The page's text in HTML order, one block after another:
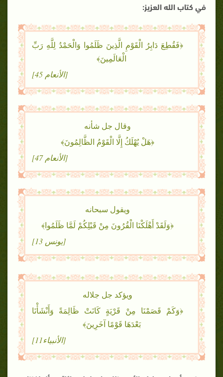
في كتاب الله العزيز:
﴿فَقُطِعَ دَابِرُ الْقَوْمِ الَّذِينَ ظَلَمُوا وَالْحَمْدُ لِلَّهِ رَبِّ
الْعَالَمِينَ﴾
[الأنعام 45]
وقال جل شأنه
﴿هَلْ يُهْلَكُ إِلَّا الْقَوْمُ الظَّالِمُونَ﴾
[الأنعام 47]
ويقول سبحانه
﴿وَلَقَدْ أَهْلَكْنَا الْقُرُونَ مِنْ قَبْلِكُمْ لَمَّا ظَلَمُوا﴾
[يونس 13]
ويؤكد جل جلاله
﴿وَكَمْ قَصَمْنَا مِنْ قَرْيَةٍ كَانَتْ ظَالِمَةً وَأَنْشَأْنَا
بَعْدَهَا قَوْمًا آخَرِينَ﴾
[الأنبياء11]